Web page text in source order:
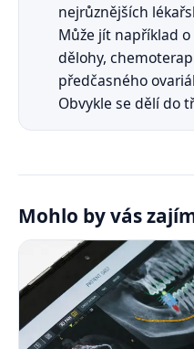
nejrůznějších
Může jít například
dělohy,
předčasného
Obvykle se dělí do
Mohlo by vás